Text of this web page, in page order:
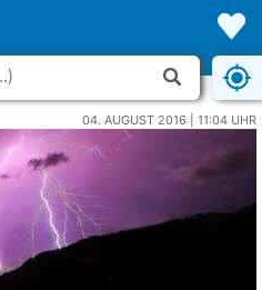
04. AUGUST 2016 | 11:04 UHR